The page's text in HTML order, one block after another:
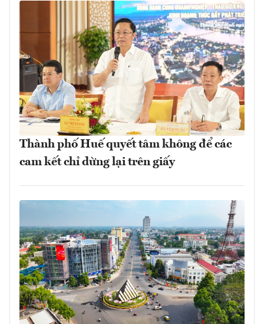
Thành phố Huế quyết tâm không để các
cam kết chỉ dừng lại trên giấy